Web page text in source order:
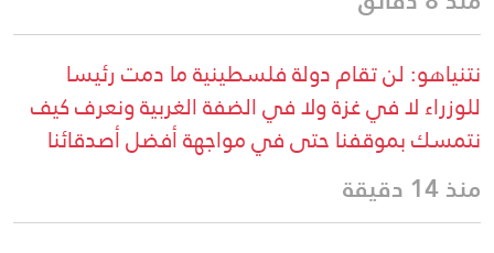
نتنياهو: لن تقام دولة فلسطينية ما دمت رئيسا
للوزراء لا في غزة ولا في الضفة الغربية ونعرف كيف
نتمسك بموقفنا حتى في مواجهة أفضل أصدقائنا
منذ 14 دقيقة